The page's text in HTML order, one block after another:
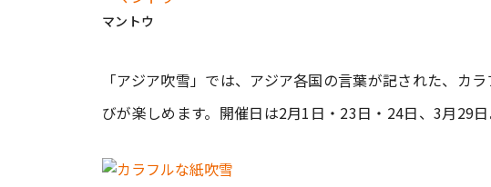
マントウ
「アジア吹雪」では、アジア各国の言葉が記された、カ
びが楽しめます。開催日は2月1日・23日・24日、3月29日